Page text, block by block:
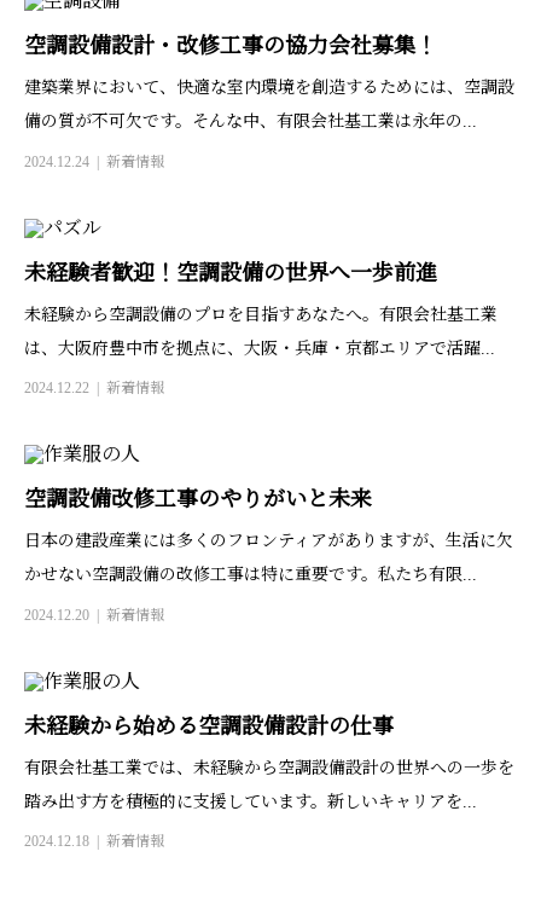
空調設備設計・改修工事の協力会社募集！
建築業界において、快適な室内環境を創造するためには、空調設
備の質が不可欠です。そんな中、有限会社基工業は永年の...
2024.12.24 新着情報
未経験者歓迎！空調設備の世界へ一歩前進
未経験から空調設備のプロを目指すあなたへ。有限会社基工業
は、大阪府豊中市を拠点に、大阪・兵庫・京都エリアで活躍...
2024.12.22 新着情報
空調設備改修工事のやりがいと未来
日本の建設産業には多くのフロンティアがありますが、生活に欠
かせない空調設備の改修工事は特に重要です。私たち有限...
2024.12.20 新着情報
未経験から始める空調設備設計の仕事
有限会社基工業では、未経験から空調設備設計の世界への一歩を
踏み出す方を積極的に支援しています。新しいキャリアを...
2024.12.18 新着情報